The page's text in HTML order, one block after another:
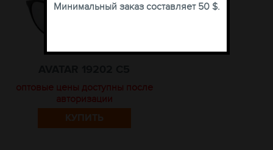
оптовые цены доступны после
авторизации
КУПИТЬ
Минимальный заказ составляет 50 $.